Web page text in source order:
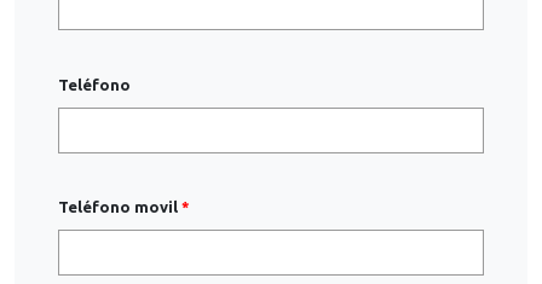
Teléfono
Teléfono movil